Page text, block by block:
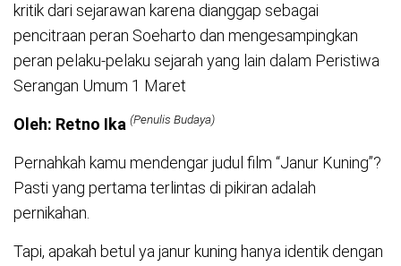
kritik dari sejarawan karena dianggap sebagai
pencitraan peran Soeharto dan mengesampingkan
peran pelaku-pelaku sejarah yang lain dalam Peristiwa
Serangan Umum 1 Maret
Oleh: Retno Ika (Penulis Budaya)
Pernahkah kamu mendengar judul film “Janur Kuning”?
Pasti yang pertama terlintas di pikiran adalah
pernikahan.
Tapi, apakah betul ya janur kuning hanya identik dengan